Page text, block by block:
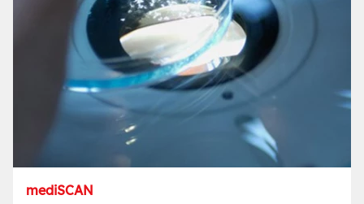
mediSCAN